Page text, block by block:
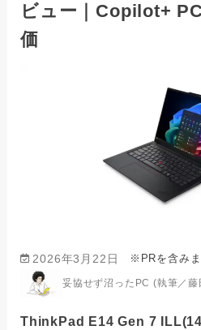
ビュー｜Copilot+
価
2026年3月22日 ※PRを含みま
妥協せず沼ったPC (執筆／藤
ThinkPad E14 Gen 7